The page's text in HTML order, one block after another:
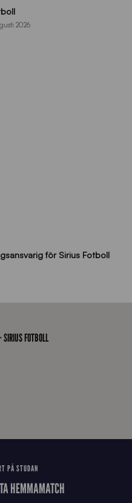
2026
för Sirius Fotboll
FOTBOLL
PÅ STUDAN
HEMMAMATCH